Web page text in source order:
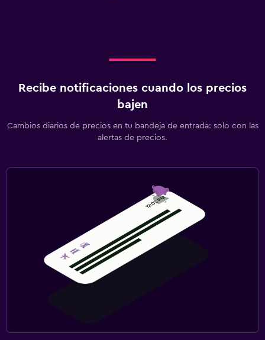
Recibe notificaciones cuando los precios
bajen
Cambios diarios de precios en tu bandeja de entrada: solo con las
alertas de precios.